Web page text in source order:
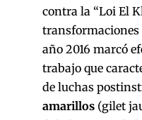
contra la “Loi El
transformaciones
año 2016 marcó
trabajo que
de luchas
amarillos (gilet